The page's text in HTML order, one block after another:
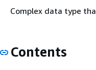
Complex data type
Contents